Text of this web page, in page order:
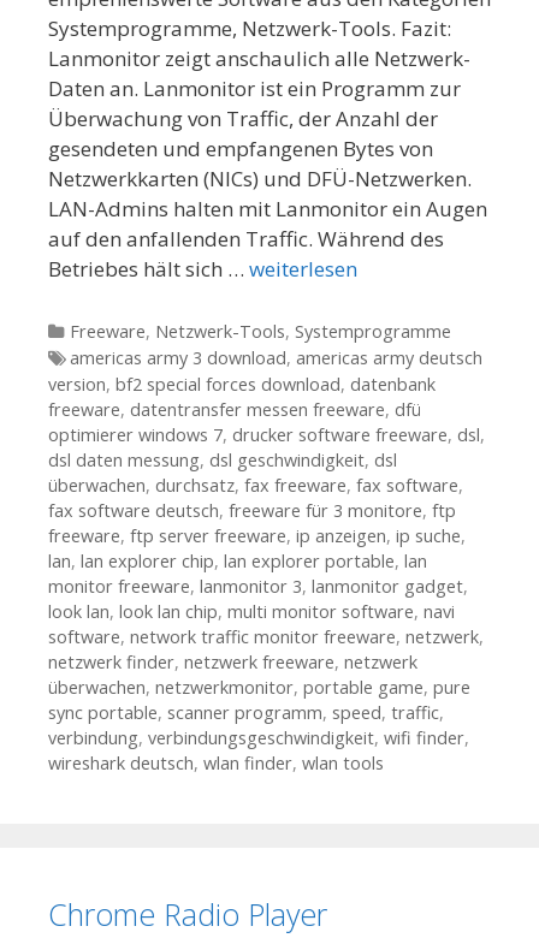
Systemprogramme, Netzwerk-Tools. Fazit:
Lanmonitor zeigt anschaulich alle Netzwerk-
Daten an. Lanmonitor ist ein Programm zur
Überwachung von Traffic, der Anzahl der
gesendeten und empfangenen Bytes von
Netzwerkkarten (NICs) und DFÜ-Netzwerken.
LAN-Admins halten mit Lanmonitor ein Augen
auf den anfallenden Traffic. Während des
Betriebes hält sich … weiterlesen
Kategorien
Freeware, Netzwerk-Tools, Systemprogramme
Tags
americas army 3 download, americas army deutsch
version, bf2 special forces download, datenbank
freeware, datentransfer messen freeware, dfü
optimierer windows 7, drucker software freeware, dsl,
dsl daten messung, dsl geschwindigkeit, dsl
überwachen, durchsatz, fax freeware, fax software,
fax software deutsch, freeware für 3 monitore, ftp
freeware, ftp server freeware, ip anzeigen, ip suche,
lan, lan explorer chip, lan explorer portable, lan
monitor freeware, lanmonitor 3, lanmonitor gadget,
look lan, look lan chip, multi monitor software, navi
software, network traffic monitor freeware, netzwerk,
netzwerk finder, netzwerk freeware, netzwerk
überwachen, netzwerkmonitor, portable game, pure
sync portable, scanner programm, speed, traffic,
verbindung, verbindungsgeschwindigkeit, wifi finder,
wireshark deutsch, wlan finder, wlan tools
Chrome Radio Player